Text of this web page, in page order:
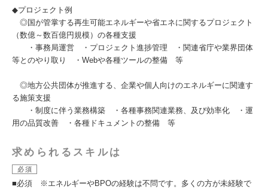
◆プロジェクト例
◎国が管掌する再生可能エネルギーや省エネに関するプロジェクト
（数億～数百億円規模）の各種支援
・事務局運営 ・プロジェクト進捗管理 ・関連省庁や業界団体
等とのやり取り ・Webや各種ツールの整備 等
◎地方公共団体が推進する、企業や個人向けのエネルギーに関連す
る施策支援
・制度に伴う業務構築 ・各種事務関連業務、及び効率化 ・運
用の品質改善 ・各種ドキュメントの整備 等
求められるスキルは
必須
■必須 ※エネルギーやBPOの経験は不問です。多くの方が未経験で